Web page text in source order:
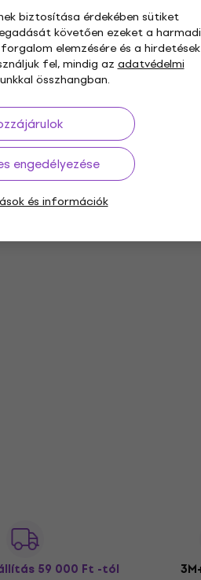
biztosítása érdekében sütiket
követően ezeket a
elemzésére és a hirdetések
fel, mindig azadatvédelmi
összhangban.
engedélyezése
és információk
59 000 Ft -tól